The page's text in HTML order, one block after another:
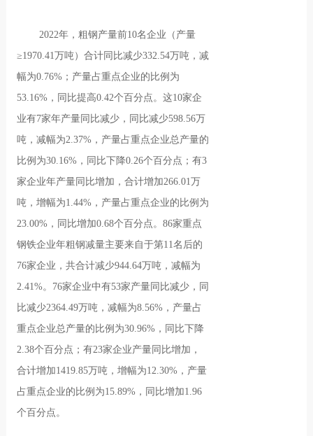
2022年，粗钢产量前10名企业（产量
≥1970.41万吨）合计同比减少332.54万吨，减
幅为0.76%；产量占重点企业的比例为
53.16%，同比提高0.42个百分点。这10家企
业有7家年产量同比减少，同比减少598.56万
吨，减幅为2.37%，产量占重点企业总产量的
比例为30.16%，同比下降0.26个百分点；有3
家企业年产量同比增加，合计增加266.01万
吨，增幅为1.44%，产量占重点企业的比例为
23.00%，同比增加0.68个百分点。86家重点
钢铁企业年粗钢减量主要来自于第11名后的
76家企业，共合计减少944.64万吨，减幅为
2.41%。76家企业中有53家产量同比减少，同
比减少2364.49万吨，减幅为8.56%，产量占
重点企业总产量的比例为30.96%，同比下降
2.38个百分点；有23家企业产量同比增加，
合计增加1419.85万吨，增幅为12.30%，产量
占重点企业的比例为15.89%，同比增加1.96
个百分点。